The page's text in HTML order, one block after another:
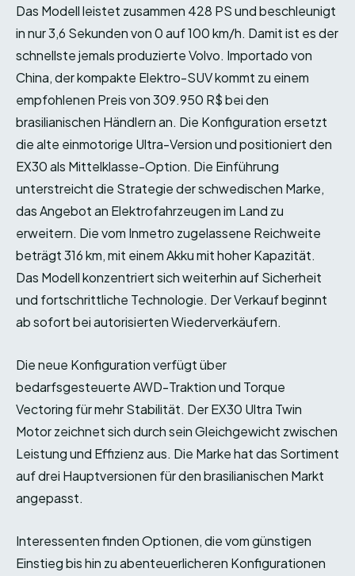
Das Modell leistet zusammen 428 PS und beschleunigt
in nur 3,6 Sekunden von 0 auf 100 km/h. Damit ist es der
schnellste jemals produzierte Volvo. Importado von
China, der kompakte Elektro-SUV kommt zu einem
empfohlenen Preis von 309.950 R$ bei den
brasilianischen Händlern an. Die Konfiguration ersetzt
die alte einmotorige Ultra-Version und positioniert den
EX30 als Mittelklasse-Option. Die Einführung
unterstreicht die Strategie der schwedischen Marke,
das Angebot an Elektrofahrzeugen im Land zu
erweitern. Die vom Inmetro zugelassene Reichweite
beträgt 316 km, mit einem Akku mit hoher Kapazität.
Das Modell konzentriert sich weiterhin auf Sicherheit
und fortschrittliche Technologie. Der Verkauf beginnt
ab sofort bei autorisierten Wiederverkäufern.
Die neue Konfiguration verfügt über
bedarfsgesteuerte AWD-Traktion und Torque
Vectoring für mehr Stabilität. Der EX30 Ultra Twin
Motor zeichnet sich durch sein Gleichgewicht zwischen
Leistung und Effizienz aus. Die Marke hat das Sortiment
auf drei Hauptversionen für den brasilianischen Markt
angepasst.
Interessenten finden Optionen, die vom günstigen
Einstieg bis hin zu abenteuerlicheren Konfigurationen